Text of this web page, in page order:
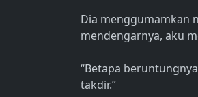
Dia menggumamkan
mendengarnya, aku
“Betapa
takdir.”